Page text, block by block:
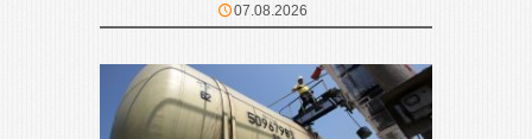
07.08.2026